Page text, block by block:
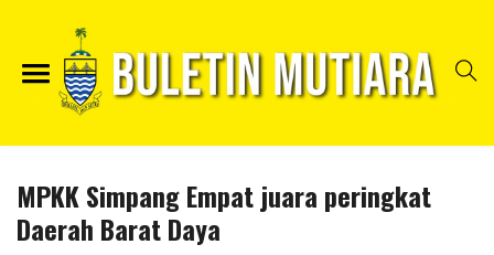
MPKK Simpang Empat juara peringkat
Daerah Barat Daya